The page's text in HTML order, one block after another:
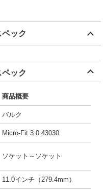
ック
ック
商品概要
バルク
Micro-Fit 3.0 43030
ソケット～ソケット
11.0インチ（279.4mm）